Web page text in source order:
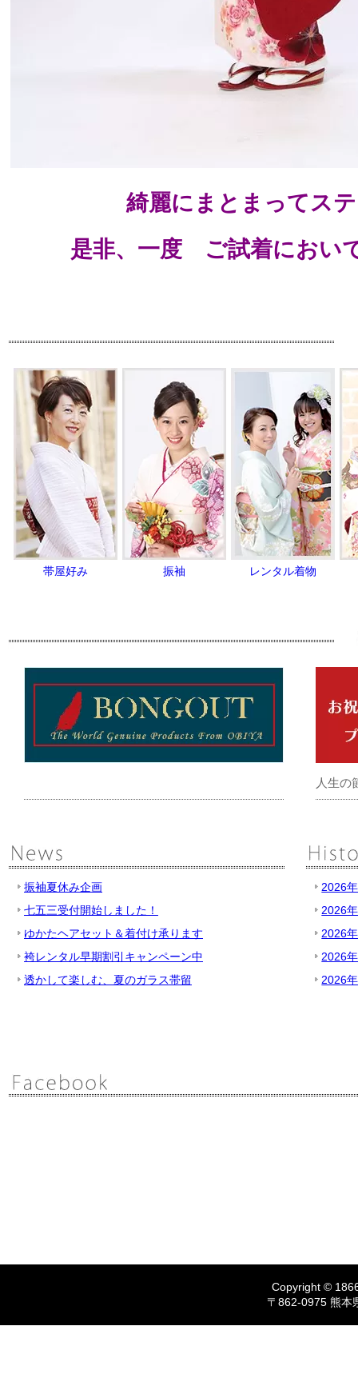
綺麗にまとまってス
是非、一度 ご試着におい
帯屋好み 振袖 レンタル着物
人生の
振袖夏休み企画
七五三受付開始しました！
ゆかたヘアセット＆着付け承ります
袴レンタル早期割引キャンペーン中
透かして楽しむ、夏のガラス帯留
2026
2026
2026
2026
2026
Copyright ©
〒862-0975 熊本